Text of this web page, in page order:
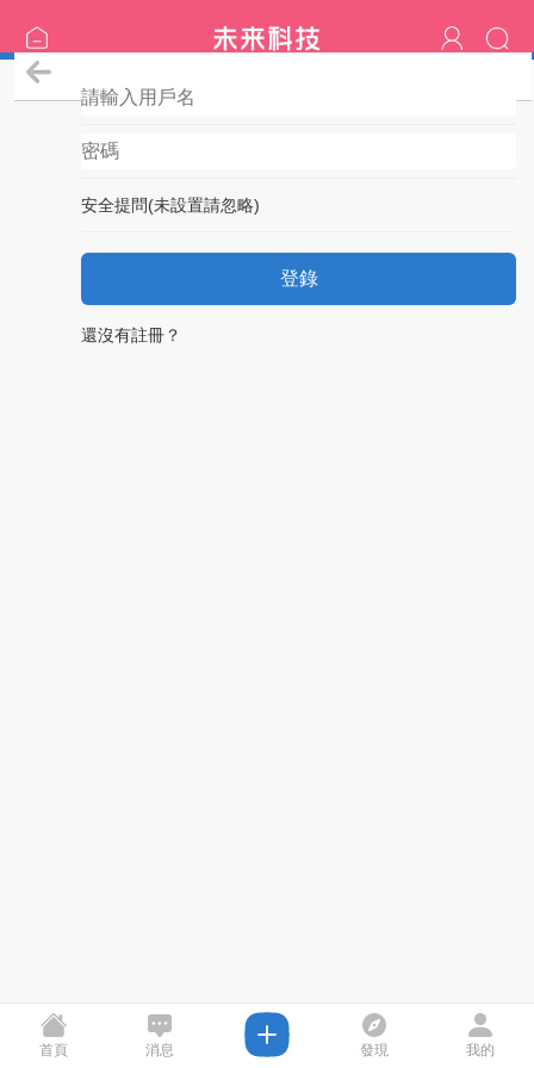
安全提問(未設置請忽略)
登錄
還沒有註冊？
首頁 消息 發現 我的